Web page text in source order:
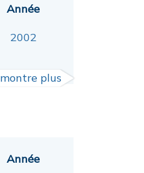
Année
2002
montre plus
Année